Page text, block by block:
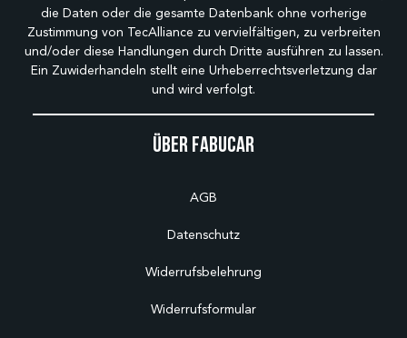
Über Fabucar
AGB
Datenschutz
Widerrufsbelehrung
Widerrufsformular
die Daten oder die gesamte Datenbank ohne vorherige
Zustimmung von TecAlliance zu vervielfältigen, zu verbreiten
und/oder diese Handlungen durch Dritte ausführen zu lassen.
Ein Zuwiderhandeln stellt eine Urheberrechtsverletzung dar
und wird verfolgt.